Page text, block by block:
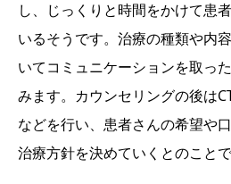
し、じっくりと時間をかけて患
いるそうです。治療の種類や内
いてコミュニケーションを取っ
みます。カウンセリングの後は
などを行い、患者さんの希望や
治療方針を決めていくとのことで